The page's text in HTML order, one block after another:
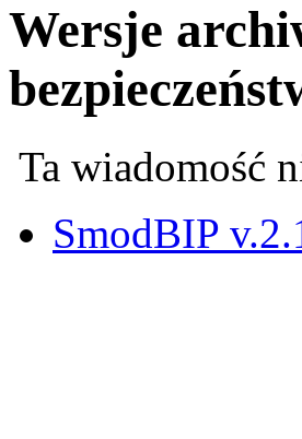
Wersje
Ta wiadomość
SmodBIP